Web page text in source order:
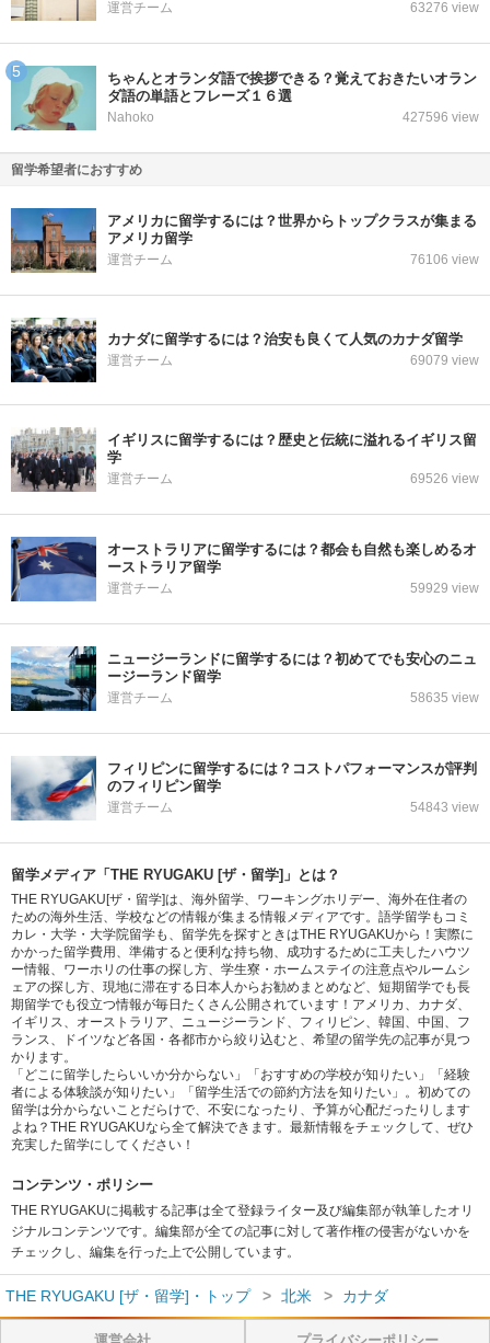
運営チーム 63276 view
ちゃんとオランダ語で挨拶できる？覚えておきたいオラン
ダ語の単語とフレーズ１６選
Nahoko 427596 view
留学希望者におすすめ
アメリカに留学するには？世界からトップクラスが集まる
アメリカ留学
運営チーム 76106 view
カナダに留学するには？治安も良くて人気のカナダ留学
運営チーム 69079 view
イギリスに留学するには？歴史と伝統に溢れるイギリス留
学
運営チーム 69526 view
オーストラリアに留学するには？都会も自然も楽しめるオ
ーストラリア留学
運営チーム 59929 view
ニュージーランドに留学するには？初めてでも安心のニュ
ージーランド留学
運営チーム 58635 view
フィリピンに留学するには？コストパフォーマンスが評判
のフィリピン留学
運営チーム 54843 view
留学メディア「THE RYUGAKU [ザ・留学]」とは？
THE RYUGAKU[ザ・留学]は、海外留学、ワーキングホリデー、海外在住者の
ための海外生活、学校などの情報が集まる情報メディアです。語学留学もコミ
カレ・大学・大学院留学も、留学先を探すときはTHE RYUGAKUから！実際に
かかった留学費用、準備すると便利な持ち物、成功するために工夫したハウツ
ー情報、ワーホリの仕事の探し方、学生寮・ホームステイの注意点やルームシ
ェアの探し方、現地に滞在する日本人からお勧めまとめなど、短期留学でも長
期留学でも役立つ情報が毎日たくさん公開されています！アメリカ、カナダ、
イギリス、オーストラリア、ニュージーランド、フィリピン、韓国、中国、フ
ランス、ドイツなど各国・各都市から絞り込むと、希望の留学先の記事が見つ
かります。
「どこに留学したらいいか分からない」「おすすめの学校が知りたい」「経験
者による体験談が知りたい」「留学生活での節約方法を知りたい」。初めての
留学は分からないことだらけで、不安になったり、予算が心配だったりします
よね？THE RYUGAKUなら全て解決できます。最新情報をチェックして、ぜひ
充実した留学にしてください！
コンテンツ・ポリシー
THE RYUGAKUに掲載する記事は全て登録ライター及び編集部が執筆したオリ
ジナルコンテンツです。編集部が全ての記事に対して著作権の侵害がないかを
チェックし、編集を行った上で公開しています。
THE RYUGAKU [ザ・留学]・トップ 北米 カナダ